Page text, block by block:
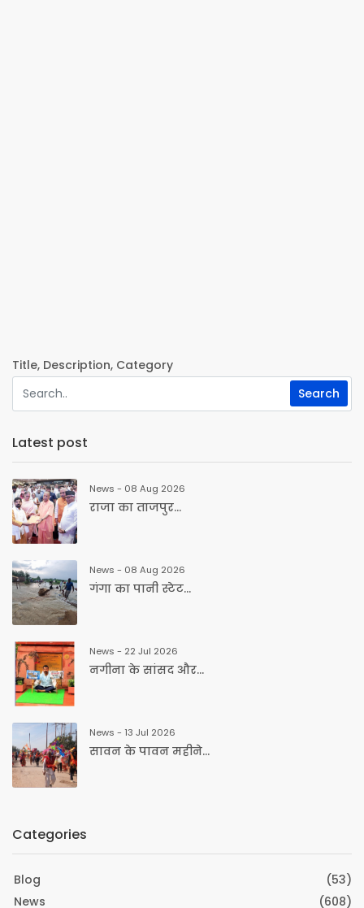
Title, Description, Category
Latest post
News - 08 Aug 2026
राजा का ताजपुर...
News - 08 Aug 2026
गंगा का पानी स्टेट...
News - 22 Jul 2026
नगीना के सांसद और...
News - 13 Jul 2026
सावन के पावन महीने...
Categories
Blog
(53)
News
(608)